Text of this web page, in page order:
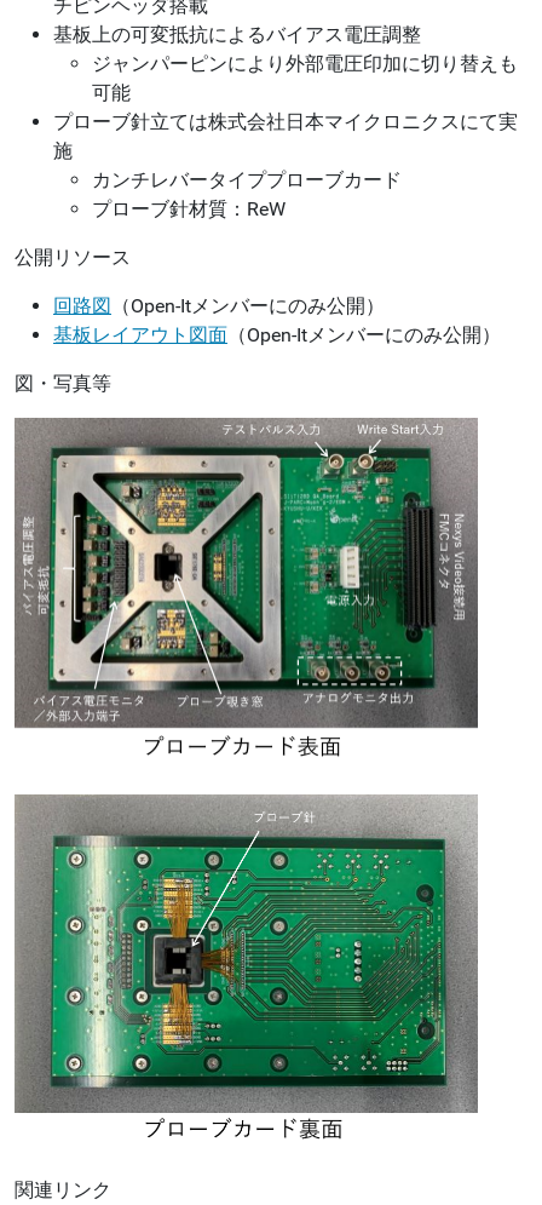
チピンヘッダ搭載
基板上の可変抵抗によるバイアス電圧調整
ジャンパーピンにより外部電圧印加に切り替えも
可能
プローブ針立ては株式会社日本マイクロニクスにて実
施
カンチレバータイププローブカード
プローブ針材質：ReW
公開リソース
回路図 （Open-Itメンバーにのみ公開）
基板レイアウト図面 （Open-Itメンバーにのみ公開）
図・写真等
関連リンク